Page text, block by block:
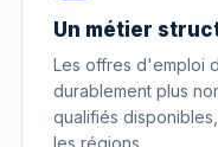
Un métier
Les offres d'emploi
durablement plus
qualifiés
les régions.